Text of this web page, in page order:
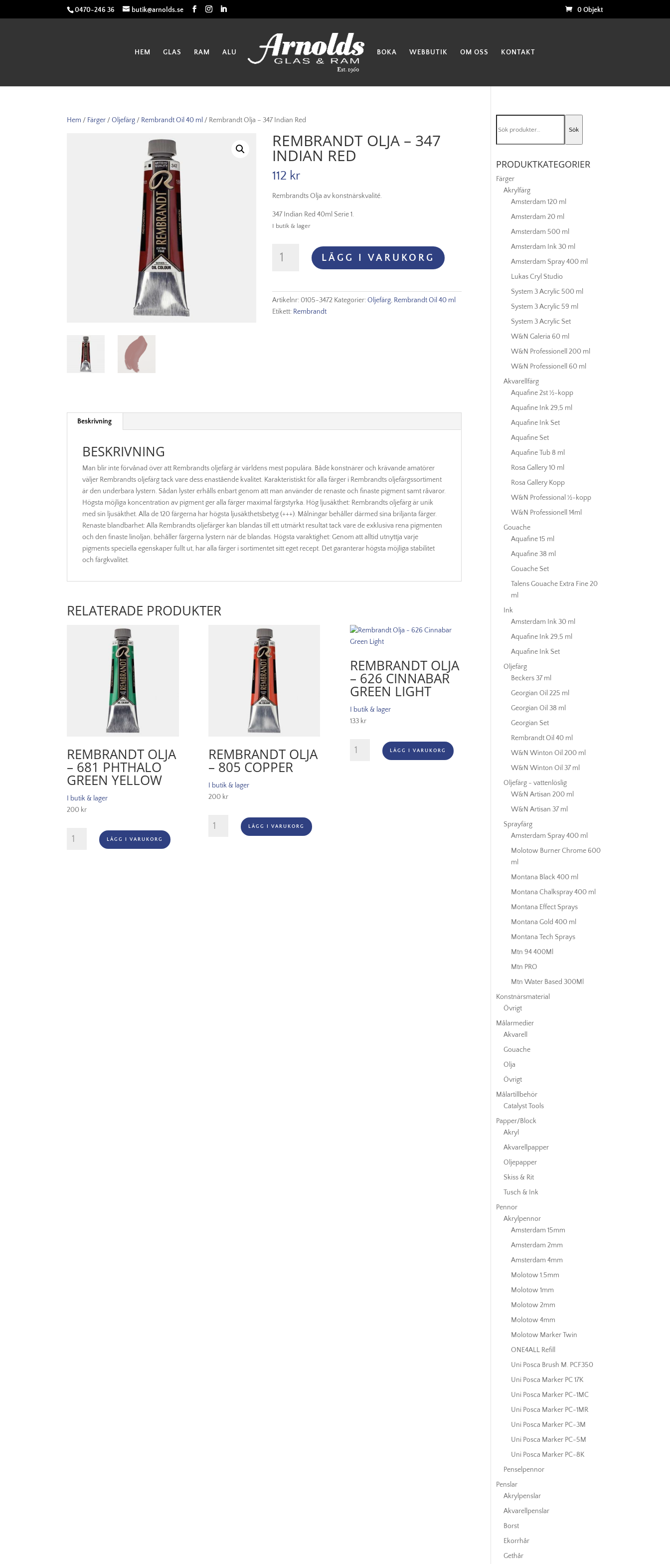
0470-246 36 butik@arnolds.se 0 Objekt
HEM GLAS RAM ALU BOKA WEBBUTIK OM OSS KONTAKT
Hem / Färger /Oljefärg / Rembrandt Oil 40 ml / Rembrandt Olja – 347 Indian Red
REMBRANDT OLJA – 347
INDIAN RED
112 kr
Rembrandts Olja av konstnärskvalité.
347 Indian Red 40ml Serie 1.
I butik & lager
Olja
LÄGG I VARUKORG
Artikelnr: 0105-3472 Kategorier:Oljefärg, Rembrandt Oil 40 ml
Etikett: Rembrandt
Beskrivning
BESKRIVNING
Man blir inte förvånad över att Rembrandts oljefärg är världens mest populära. Både konstnärer och krävande amatörer
väljer Rembrandts oljefärg tack vare dess enastående kvalitet. Karakteristiskt för alla färger i Rembrandts oljefärgssortiment
är den underbara lystern. Sådan lyster erhålls enbart genom att man använder de renaste och finaste pigment samt råvaror.
Högsta möjliga koncentration av pigment ger alla färger maximal färgstyrka. Hög ljusäkthet: Rembrandts oljefärg är unik
med sin ljusäkthet. Alla de 120 färgerna har högsta ljusäkthetsbetyg (+++). Målningar behåller därmed sina briljanta färger.
Renaste blandbarhet: Alla Rembrandts oljefärger kan blandas till ett utmärkt resultat tack vare de exklusiva rena pigmenten
och den finaste linoljan, behåller färgerna lystern när de blandas. Högsta varaktighet: Genom att alltid utnyttja varje
pigments speciella egenskaper fullt ut, har alla färger i sortimentet sitt eget recept. Det garanterar högsta möjliga stabilitet
och färgkvalitet.
RELATERADE PRODUKTER
REMBRANDT OLJA
– 681 PHTHALO
GREEN YELLOW
I butik & lager
200 kr
Olja
LÄGG I VARUKORG
REMBRANDT OLJA
– 805 COPPER
I butik & lager
200 kr
Olja
LÄGG I VARUKORG
REMBRANDT OLJA
– 626 CINNABAR
GREEN LIGHT
I butik & lager
133 kr
Olja
LÄGG I VARUKORG
efter:
Sök
PRODUKTKATEGORIER
Färger
Akrylfärg
Amsterdam 120 ml
Amsterdam 20 ml
Amsterdam 500 ml
Amsterdam Ink 30 ml
Amsterdam Spray 400 ml
Lukas Cryl Studio
System 3 Acrylic 500 ml
System 3 Acrylic 59 ml
System 3 Acrylic Set
W&N Galeria 60 ml
W&N Professionell 200 ml
W&N Professionell 60 ml
Akvarellfärg
Aquafine 2st ½-kopp
Aquafine Ink 29,5 ml
Aquafine Ink Set
Aquafine Set
Aquafine Tub 8 ml
Rosa Gallery 10 ml
Rosa Gallery Kopp
W&N Professional ½-kopp
W&N Professionell 14ml
Gouache
Aquafine 15 ml
Aquafine 38 ml
Gouache Set
Talens Gouache Extra Fine 20
ml
Ink
Amsterdam Ink 30 ml
Aquafine Ink 29,5 ml
Aquafine Ink Set
Oljefärg
Beckers 37 ml
Georgian Oil 225 ml
Georgian Oil 38 ml
Georgian Set
Rembrandt Oil 40 ml
W&N Winton Oil 200 ml
W&N Winton Oil 37 ml
Oljefärg - vattenlöslig
W&N Artisan 200 ml
W&N Artisan 37 ml
Sprayfärg
Amsterdam Spray 400 ml
Molotow Burner Chrome 600
ml
Montana Black 400 ml
Montana Chalkspray 400 ml
Montana Effect Sprays
Montana Gold 400 ml
Montana Tech Sprays
Mtn 94 400Ml
Mtn PRO
Mtn Water Based 300Ml
Konstnärsmaterial
Övrigt
Målarmedier
Akvarell
Gouache
Olja
Övrigt
Målartillbehör
Catalyst Tools
Papper/Block
Akryl
Akvarellpapper
Oljepapper
Skiss & Rit
Tusch & Ink
Pennor
Akrylpennor
Amsterdam 15mm
Amsterdam 2mm
Amsterdam 4mm
Molotow 1.5mm
Molotow 1mm
Molotow 2mm
Molotow 4mm
Molotow Marker Twin
ONE4ALL Refill
Uni Posca Brush M. PCF350
Uni Posca Marker PC 17K
Uni Posca Marker PC-1MC
Uni Posca Marker PC-1MR
Uni Posca Marker PC-3M
Uni Posca Marker PC-5M
Uni Posca Marker PC-8K
Penselpennor
Penslar
Akrylpenslar
Akvarellpenslar
Borst
Ekorrhår
Gethår